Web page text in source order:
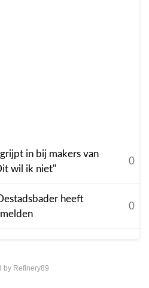
in bij makers van
wil ik niet"
0
heeft
0
by Refinery89